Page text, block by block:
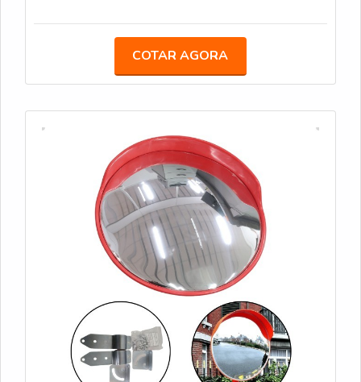
Convexo de 60 cm e previna acidentes com eficácia
COTAR AGORA